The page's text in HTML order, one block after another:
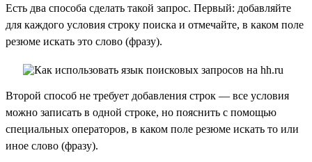
Есть два способа сделать такой запрос. Первый: добавляйте
для каждого условия строку поиска и отмечайте, в каком поле
резюме искать это слово (фразу).
Второй способ не требует добавления строк — все условия
можно записать в одной строке, но пояснить с помощью
специальных операторов, в каком поле резюме искать то или
иное слово (фразу).